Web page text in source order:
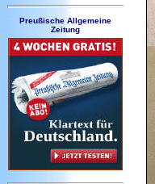
Preußische Allgemeine
Zeitung